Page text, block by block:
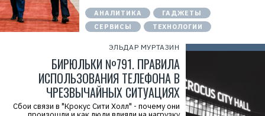
АНАЛИТИКА
ГАДЖЕТЫ
СЕРВИСЫ
ТЕХНОЛОГИИ
ЭЛЬДАР МУРТАЗИН
БИРЮЛЬКИ №791. ПРАВИЛА
ИСПОЛЬЗОВАНИЯ ТЕЛЕФОНА В
ЧРЕЗВЫЧАЙНЫХ СИТУАЦИЯХ
Сбои связи в "Крокус Сити Холл" - почему они